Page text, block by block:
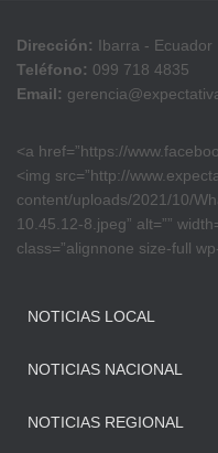
Dirección: Ibarra - Ecuador
Teléfono: 099 718 4835
Email:
<a href=”https://
<img src=”http://
content/uploads/2021/10/
10.45.12-8.jpeg” alt=””
class=”alignnone size-full
NOTICIAS LOCAL
NOTICIAS NACIONAL
NOTICIAS REGIONAL